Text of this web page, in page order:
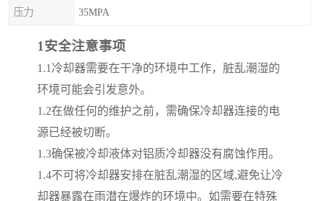
压力 35MPA
1安全注意事项
1.1 冷却器需要在干净的环境中工作，脏乱潮湿的
环境可能会引发意外。
1.2在做任何的维护之前，需确保冷却器连接的电
源已经被切断。
1.3确保被冷却液体对铝质冷却器没有腐蚀作用。
1.4不可将冷却器安排在脏乱潮湿的区域,避免让冷
却器暴露在雨潜在爆炸的环境中。如需要在特殊